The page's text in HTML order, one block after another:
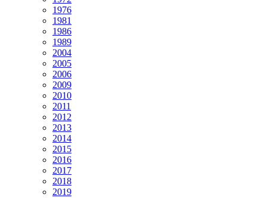
1976
1981
1986
1989
2004
2005
2006
2009
2010
2011
2012
2013
2014
2015
2016
2017
2018
2019